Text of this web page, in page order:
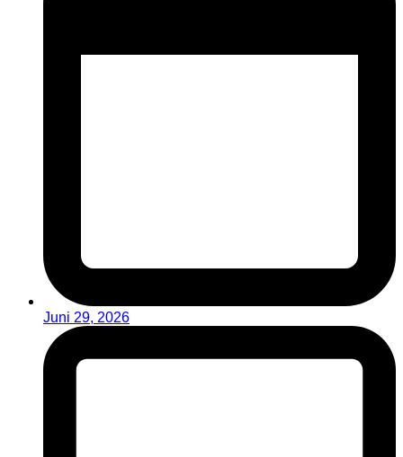
Juni 29, 2026